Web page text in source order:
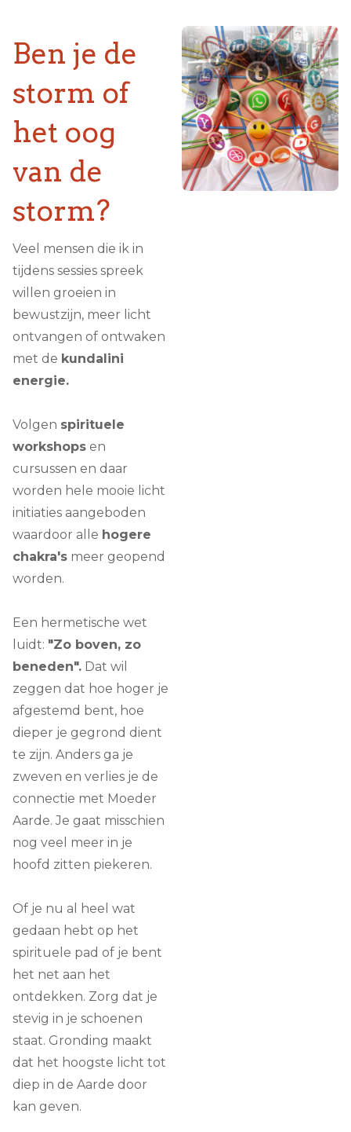
Ben je de
storm of
het oog
van de
storm?
Veel mensen die ik in
tijdens sessies spreek
willen groeien in
bewustzijn, meer licht
ontvangen of ontwaken
met de kundalini
energie.
Volgen spirituele
workshops en
cursussen en daar
worden hele mooie licht
initiaties aangeboden
waardoor alle hogere
chakra's meer geopend
worden.
Een hermetische wet
luidt: "Zo boven, zo
beneden". Dat wil
zeggen dat hoe hoger je
afgestemd bent, hoe
dieper je gegrond dient
te zijn. Anders ga je
zweven en verlies je de
connectie met Moeder
Aarde. Je gaat misschien
nog veel meer in je
hoofd zitten piekeren.
Of je nu al heel wat
gedaan hebt op het
spirituele pad of je bent
het net aan het
ontdekken. Zorg dat je
stevig in je schoenen
staat. Gronding maakt
dat het hoogste licht tot
diep in de Aarde door
kan geven.